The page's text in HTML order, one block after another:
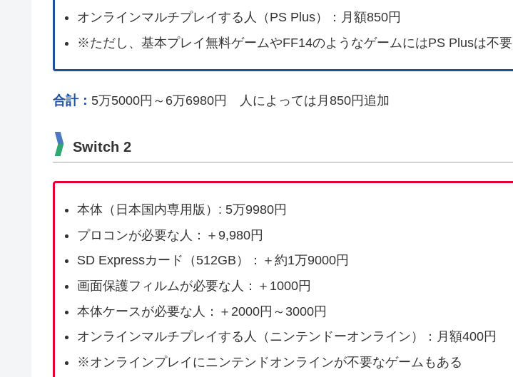
オンラインマルチプレイする人（PS Plus）：月額850円
※ただし、基本プレイ無料ゲームやFF14のようなゲームにはPS Plusは不要
合計： 5万5000円～6万6980円 人によっては月850円追加
Switch 2
本体（日本国内専用版）: 5万9980円
プロコンが必要な人：＋9,980円
SD Expressカード（512GB）：＋約1万9000円
画面保護フィルムが必要な人：＋1000円
本体ケースが必要な人：＋2000円～3000円
オンラインマルチプレイする人（ニンテンドーオンライン）：月額400円
※オンラインプレイにニンテンドオンラインが不要なゲームもある